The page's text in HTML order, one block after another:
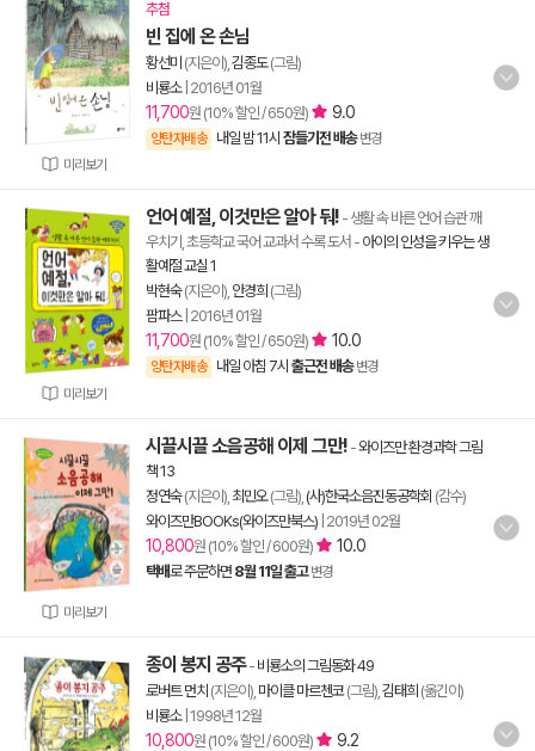
미리보기
추첨
빈 집에 온 손님
황선미 (지은이), 김종도(그림)
비룡소| 2016년 01월
11,700원 (10% 할인 / 650원) 9.0
양탄자배송 내일 밤 11시 잠들기전 배송 변경
미리보기
언어 예절, 이것만은 알아 둬! - 생활 속 바른 언어 습관 깨
우치기, 초등학교 국어 교과서 수록 도서 - 아이의 인성을 키우는 생
활예절 교실 1
박현숙(지은이), 안경희 (그림)
팜파스| 2016년 01월
11,700원 (10% 할인 / 650원) 10.0
양탄자배송 내일 아침 7시 출근전 배송 변경
미리보기
시끌시끌 소음공해 이제 그만! -와이즈만 환경과학 그림
책 13
정연숙(지은이), 최민오(그림), (사)한국소음진동공학회 (감수)
와이즈만BOOKs(와이즈만북스) 2019년 02월
10,800원 (10% 할인 / 600원) 10.0
택배로 주문하면 8월 11일 출고 변경
종이 봉지 공주- 비룡소의 그림동화 49
로버트 먼치 (지은이), 마이클 마르첸코(그림), 김태희 (옮긴이)
비룡소| 1998년 12월
10,800원 (10% 할인 / 600원) 9.2